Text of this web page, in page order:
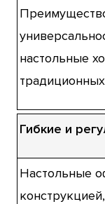
настольные
Гибкие и
Настольные